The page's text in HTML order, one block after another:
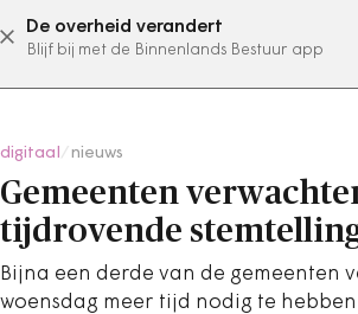
De overheid verandert
Blijf bij met de Binnenlands Bestuur app
abonneer nu
digitaal nieuws
Gemeenten
tijdrovende
Bijna een derde van de gemeenten
woensdag meer tijd nodig te